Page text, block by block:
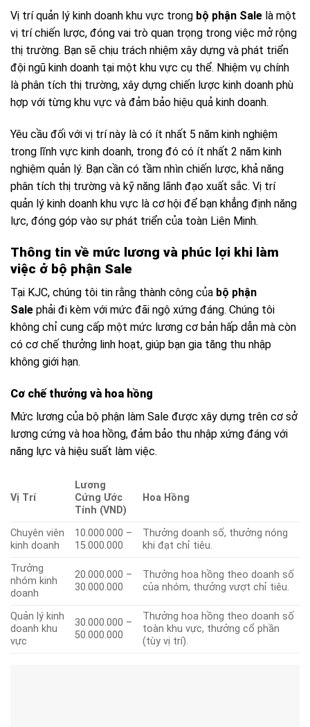
Vị trí quản lý kinh doanh khu vực trong bộ phận Sale là một
vị trí chiến lược, đóng vai trò quan trọng trong việc mở rộng
thị trường. Bạn sẽ chịu trách nhiệm xây dựng và phát triển
đội ngũ kinh doanh tại một khu vực cụ thể. Nhiệm vụ chính
là phân tích thị trường, xây dựng chiến lược kinh doanh phù
hợp với từng khu vực và đảm bảo hiệu quả kinh doanh.
Yêu cầu đối với vị trí này là có ít nhất 5 năm kinh nghiệm
trong lĩnh vực kinh doanh, trong đó có ít nhất 2 năm kinh
nghiệm quản lý. Bạn cần có tầm nhìn chiến lược, khả năng
phân tích thị trường và kỹ năng lãnh đạo xuất sắc. Vị trí
quản lý kinh doanh khu vực là cơ hội để bạn khẳng định năng
lực, đóng góp vào sự phát triển của toàn Liên Minh.
Thông tin về mức lương và phúc lợi khi làm
việc ở bộ phận Sale
Tại KJC, chúng tôi tin rằng thành công của bộ phận
Sale phải đi kèm với mức đãi ngộ xứng đáng. Chúng tôi
không chỉ cung cấp một mức lương cơ bản hấp dẫn mà còn
có cơ chế thưởng linh hoạt, giúp bạn gia tăng thu nhập
không giới hạn.
Cơ chế thưởng và hoa hồng
Mức lương của bộ phận làm Sale được xây dựng trên cơ sở
lương cứng và hoa hồng, đảm bảo thu nhập xứng đáng với
năng lực và hiệu suất làm việc.
Vị Trí
Lương
Cứng Ước
Tính (VND)
Hoa Hồng
Chuyên viên
kinh doanh
10.000.000 –
15.000.000
Thưởng doanh số, thưởng nóng
khi đạt chỉ tiêu.
Trưởng
nhóm kinh
doanh
20.000.000 –
30.000.000
Thưởng hoa hồng theo doanh số
của nhóm, thưởng vượt chỉ tiêu.
Quản lý kinh
doanh khu
vực
30.000.000 –
50.000.000
Thưởng hoa hồng theo doanh số
toàn khu vực, thưởng cổ phần
(tùy vị trí).